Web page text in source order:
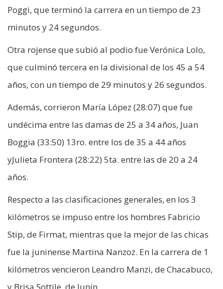
Poggi, que terminó la carrera en un tiempo de 23
minutos y 24 segundos.
Otra rojense que subió al podio fue Verónica Lolo,
que culminó tercera en la divisional de los 45 a 54
años, con un tiempo de 29 minutos y 26 segundos.
Además, corrieron María López (28:07) que fue
undécima entre las damas de 25 a 34 años, Juan
Boggia (33:50) 13ro. entre los de 35 a 44 años
yJulieta Frontera (28:22) 5ta. entre las de 20 a 24
años.
Respecto a las clasificaciones generales, en los 3
kilómetros se impuso entre los hombres Fabricio
Stip, de Firmat, mientras que la mejor de las chicas
fue la juninense Martina Nanzoz. En la carrera de 1
kilómetros vencieron Leandro Manzi, de Chacabuco,